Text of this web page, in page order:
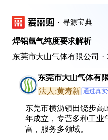
寻源宝典
焊铝氩气纯度要求解析
东莞市大山气体有限公司 ·
东莞市大山气体有
法人:黄寿新 通过真
东莞市横沥镇田饶步高
年成立，专营多种工业
富，服务多领域。